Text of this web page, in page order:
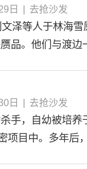
日 去抢沙发
泽等人于林海
品。他们与渡边
日 去抢沙发
手，自幼被培养
项目中。多年后